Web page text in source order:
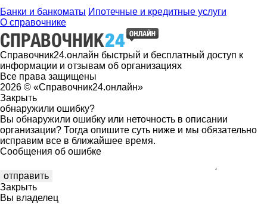
Банки и банкоматы Ипотечные и кредитные услуги
О справочнике
Справочник24.онлайн быстрый и бесплатный доступ к
информации и отзывам об организациях
Все права защищены
2026 © «Справочник24.онлайн»
Закрыть
обнаружили ошибку?
Вы обнаружили ошибку или неточность в описании
организации? Тогда опишите суть ниже и мы обязательно
исправим все в ближайшее время.
Сообщения об ошибке
Закрыть
Вы владелец